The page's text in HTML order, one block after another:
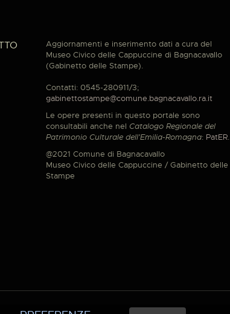
Aggiornamenti e inserimento dati a cura del
Museo Civico delle Cappuccine di Bagnacavallo
(Gabinetto delle Stampe).
Contatti: 0545-280911/3;
gabinettostampe@comune.bagnacavallo.ra.it
Le opere presenti in questo portale sono
consultabili anche nel Catalogo Regionale del
Patrimonio Culturale dell'Emilia-Romagna: PatER.
@2021 Comune di Bagnacavallo
Museo Civico delle Cappuccine / Gabinetto delle
Stampe